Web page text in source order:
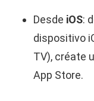
Desde iOS:
dispositivo
TV), créate
App Store.